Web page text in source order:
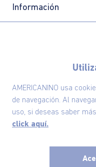
AMERICANINO usa
de navegación. Al
uso, si deseas saber
click aquí.
Información